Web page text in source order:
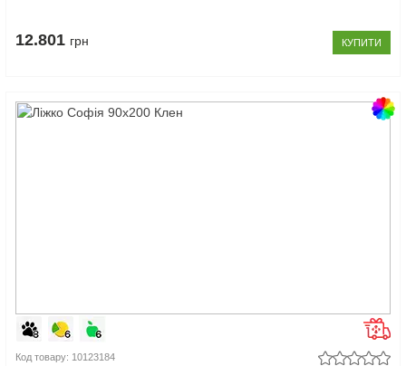
12.801 грн КУПИТИ
Код товару: 10123184